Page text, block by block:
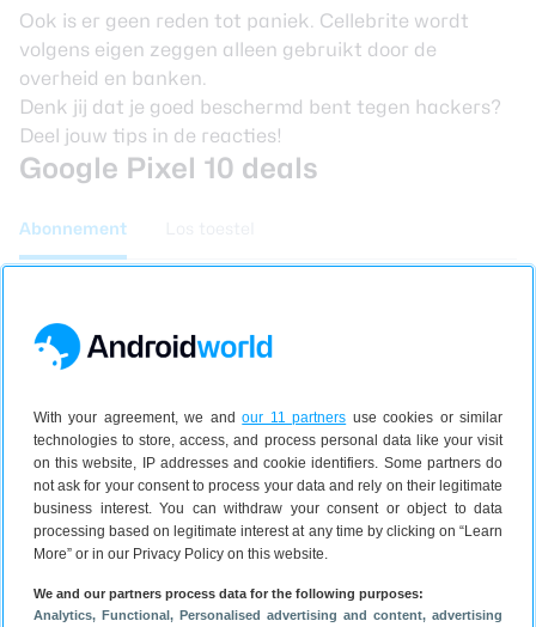
With your agreement, we andour 11 partners use cookies or similar
technologies to store, access, and process personal data like your visit
on this website, IP addresses and cookie identifiers. Some partners do
not ask for your consent to process your data and rely on their legitimate
business interest. You can withdraw your consent or object to data
processing based on legitimate interest at any time by clicking on “Learn
More” or in our Privacy Policy on this website.
We and our partners process data for the following purposes:
Analytics, Functional, Personalised advertising and content, advertising
Ook is er geen reden tot paniek. Cellebrite wordt
volgens eigen zeggen alleen gebruikt door de
overheid en banken.
Denk jij dat je goed beschermd bent tegen hackers?
Deel jouw tips in de reacties!
Google Pixel 10 deals
Abonnement
Google Pixel 10
10000 min of 10000 sms
2 jaar
Eenmalig toestel € 0,00
Gemiddeld p/m: € 24,45
Bekijk bij Hollandsnieuwe
Google Pixel 10